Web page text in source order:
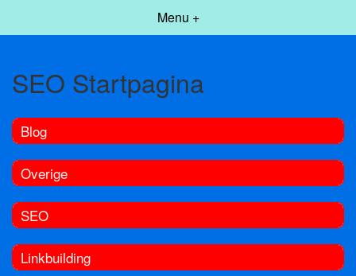
Menu +
SEO Startpagina
Blog
Overige
SEO
Linkbuilding